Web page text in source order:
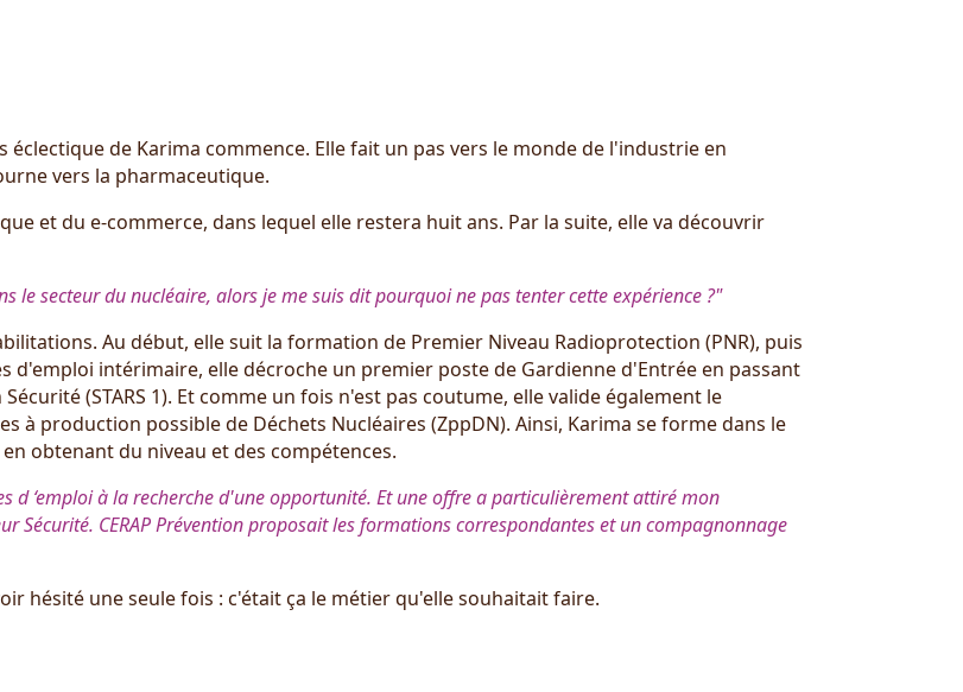
de Karima commence. Elle fait un pas vers le monde de l'industrie en
vers la pharmaceutique.
et du e-commerce, dans lequel elle restera huit ans. Par la suite, elle va découvrir
le secteur du nucléaire, alors je me suis dit pourquoi ne pas tenter cette expérience ?"
Au début, elle suit la formation de Premier Niveau Radioprotection (PNR), puis
d'emploi intérimaire, elle décroche un premier poste de Gardienne d'Entrée en passant
(STARS 1). Et comme un fois n'est pas coutume, elle valide également le
à production possible de Déchets Nucléaires (ZppDN). Ainsi, Karima se forme dans le
obtenant du niveau et des compétences.
d ‘emploi à la recherche d'une opportunité. Et une offre a particulièrement attiré mon
Sécurité. CERAP Prévention proposait les formations correspondantes et un compagnonnage
hésité une seule fois : c'était ça le métier qu'elle souhaitait faire.